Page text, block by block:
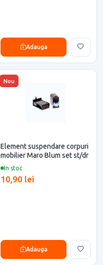
Adauga
Nou
In stoc
Element suspendare corpuri
mobilier Maro Blum set st/dr
10,90 lei
Adauga